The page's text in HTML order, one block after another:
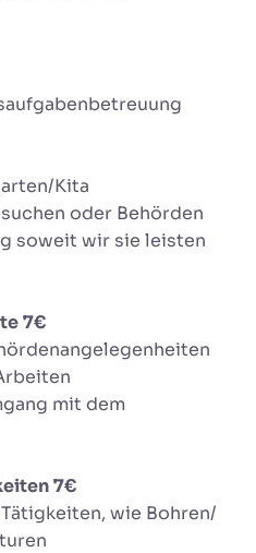
Kita
oder Behörden
soweit wir sie leisten
7€
mit dem
7€
wie Bohren/